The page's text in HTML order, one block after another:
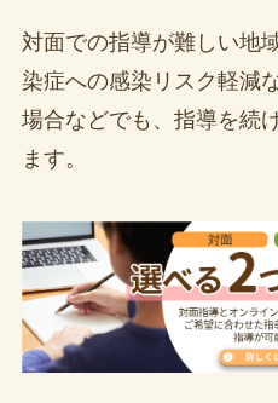
対面での指導が難しい地
染症への感染リスク軽減
場合などでも、指導を続
ます。